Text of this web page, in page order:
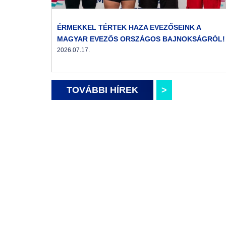
ÉRMEKKEL TÉRTEK HAZA EVEZŐSEINK A
MAGYAR EVEZŐS ORSZÁGOS BAJNOKSÁGRÓL!
2026.07.17.
TOVÁBBI HÍREK >